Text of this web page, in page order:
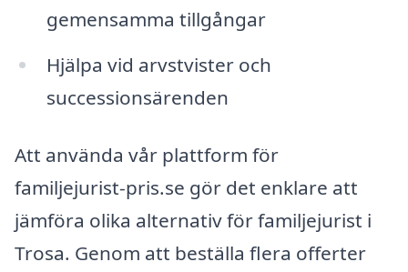
gemensamma tillgångar
Hjälpa vid arvstvister och
successionsärenden
Att använda vår plattform för
familjejurist-pris.se gör det enklare att
jämföra olika alternativ för familjejurist i
Trosa. Genom att beställa flera offerter